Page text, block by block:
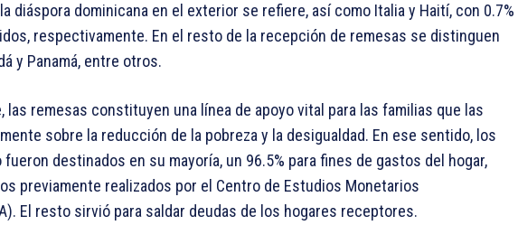
diáspora dominicana en el exterior se refiere, así como Italia y Haití, con 0.7%
respectivamente. En el resto de la recepción de remesas se distinguen
y Panamá, entre otros.
las remesas constituyen una línea de apoyo vital para las familias que las
sobre la reducción de la pobreza y la desigualdad. En ese sentido, los
destinados en su mayoría, un 96.5% para fines de gastos del hogar,
previamente realizados por el Centro de Estudios Monetarios
El resto sirvió para saldar deudas de los hogares receptores.